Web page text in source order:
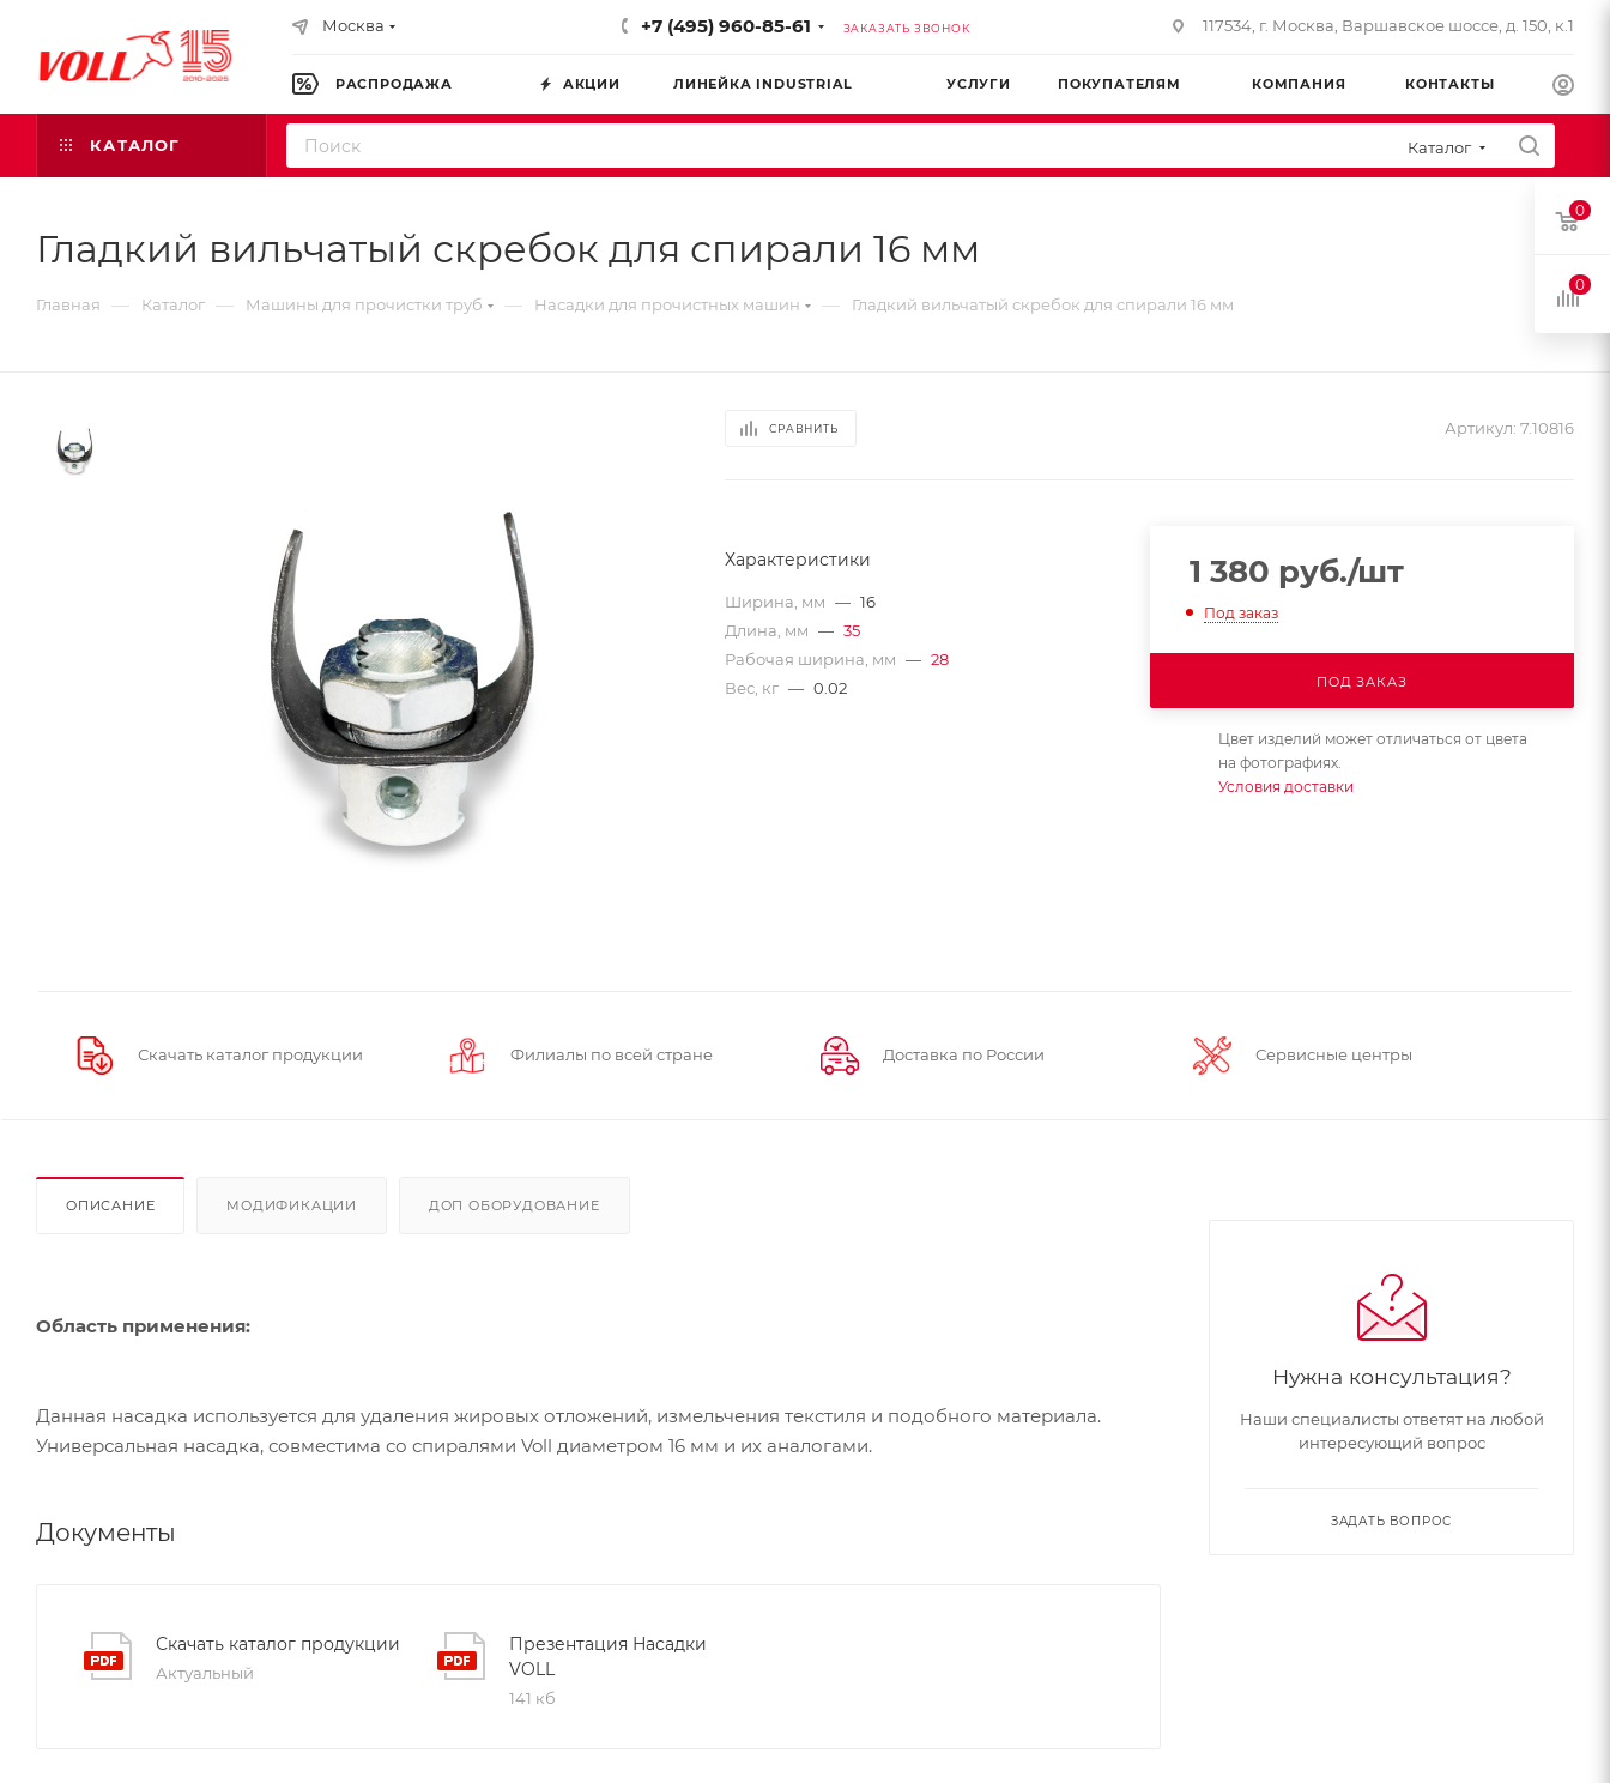
Москва +7 (495) 960-85-61 ЗАКАЗАТЬ ЗВОНОК 117534, г. Москва, Варшавское шоссе, д. 150, к.1
РАСПРОДАЖА АКЦИИ ЛИНЕЙКА INDUSTRIAL УСЛУГИ ПОКУПАТЕЛЯМ КОМПАНИЯ КОНТАКТЫ
КАТАЛОГ Каталог
Гладкий вильчатый скребок для спирали 16 мм
Главная — Каталог — Машины для прочистки труб — Насадки для прочистных машин — Гладкий вильчатый скребок для спирали 16 мм
СРАВНИТЬ Артикул: 7.10816
Характеристики
Ширина, мм — 16
Длина, мм — 35
Рабочая ширина, мм — 28
Вес, кг — 0.02
1 380 руб./шт
Под заказ
ПОД ЗАКАЗ
Цвет изделий может отличаться от цвета
на фотографиях.
Условия доставки
Скачать каталог продукции Филиалы по всей стране Доставка по России Сервисные центры
ОПИСАНИЕ МОДИФИКАЦИИ ДОП ОБОРУДОВАНИЕ
Область применения:
Данная насадка используется для удаления жировых отложений, измельчения текстиля и подобного материала.
Универсальная насадка, совместима со спиралями Voll диаметром 16 мм и их аналогами.
Документы
Скачать каталог продукции
Актуальный
Презентация Насадки
VOLL
141 кб
Нужна консультация?
Наши специалисты ответят на любой
интересующий вопрос
ЗАДАТЬ ВОПРОС
0
0